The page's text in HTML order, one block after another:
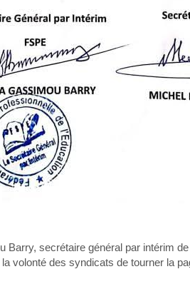
Barry, secrétaire général par intérim
volonté des syndicats de tourner la